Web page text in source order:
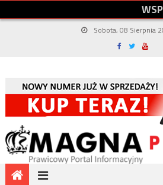
WSP
Sobota, 08 Sierpnia